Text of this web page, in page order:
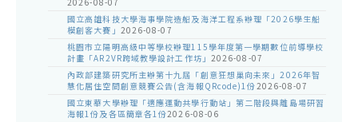
國立高雄科技大學海事學院造船及海洋工程系辦理「2026學生船
模創客大賽」 2026-08-07
桃園市立陽明高級中等學校辦理115學年度第一學期數位前導學校
計畫「AR2VR跨域教學設計工作坊」 2026-08-07
內政部建築研究所主辦第十九屆「創意狂想巢向未來」2026年智
慧化居住空間創意競賽公告(含海報QRcode)1份2026-08-07
國立東華大學辦理「適應運動共學行動站」第二階段與離島場研習
海報1份及各區簡章各1份2026-08-06